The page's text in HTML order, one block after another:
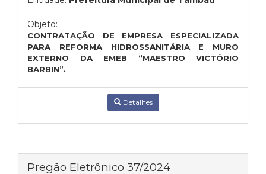
Objeto:
CONTRATAÇÃO DE EMPRESA ESPECIALIZADA
PARA REFORMA HIDROSSANITÁRIA E MURO
EXTERNO DA EMEB “MAESTRO VICTÓRIO
BARBIN”.
Detalhes
Pregão Eletrônico 37/2024